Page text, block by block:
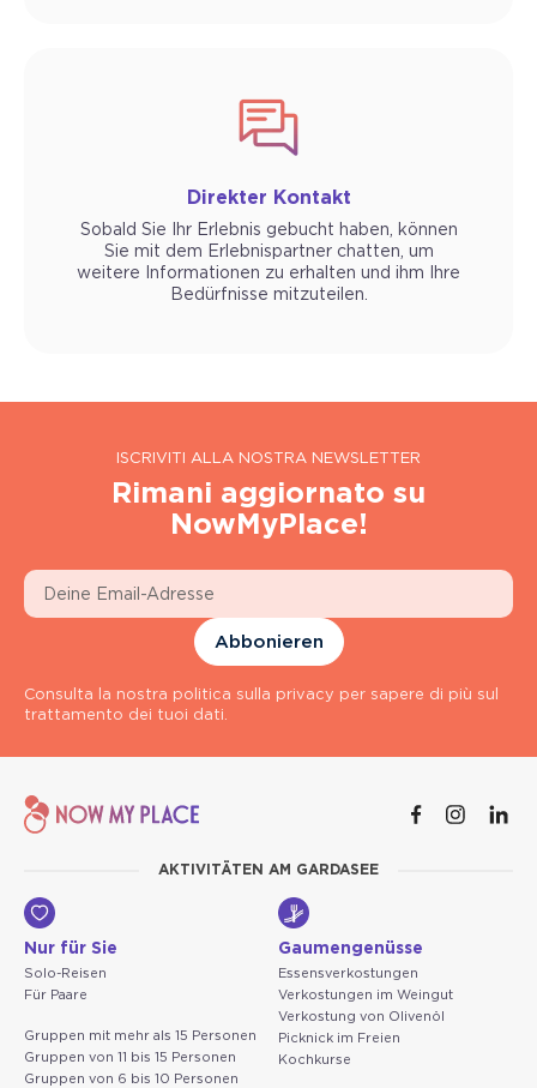
Direkter Kontakt
Sobald Sie Ihr Erlebnis gebucht haben, können
Sie mit dem Erlebnispartner chatten, um
weitere Informationen zu erhalten und ihm Ihre
Bedürfnisse mitzuteilen.
ISCRIVITI ALLA NOSTRA NEWSLETTER
Rimani aggiornato su
NowMyPlace!
Abbonieren
Consulta la nostra politica sulla privacy per sapere di più sul
trattamento dei tuoi dati.
AKTIVITÄTEN AM GARDASEE
Nur für Sie
Solo-Reisen
Für Paare
Gruppen mit mehr als 15 Personen
Gruppen von 11 bis 15 Personen
Gruppen von 6 bis 10 Personen
Gaumengenüsse
Essensverkostungen
Verkostungen im Weingut
Verkostung von Olivenöl
Picknick im Freien
Kochkurse